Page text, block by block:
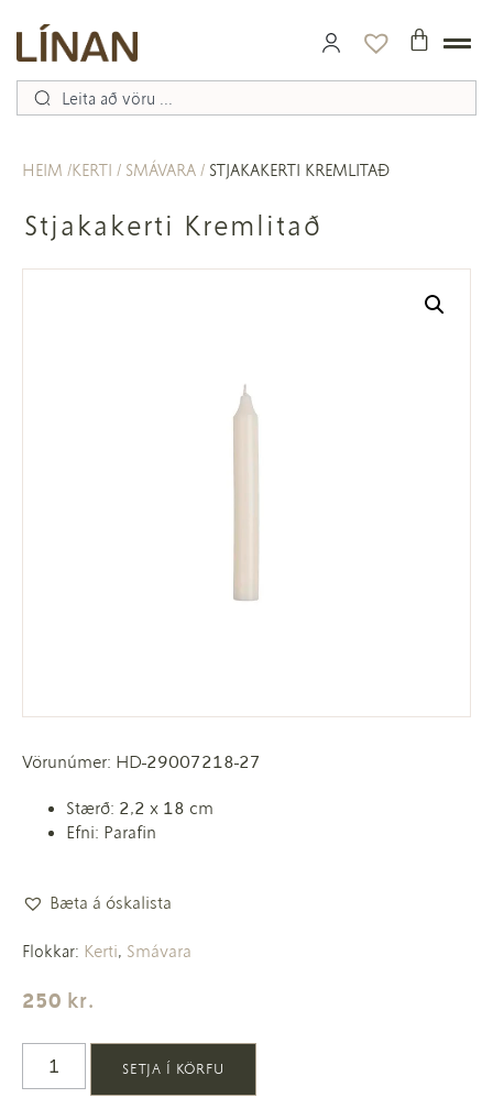
HEIM KERTI SMÁVARA STJAKAKERTI KREMLITAÐ
Stjakakerti Kremlitað
Vörunúmer: HD-29007218-27
Stærð: 2,2 x 18 cm
Efni: Parafin
Bæta á óskalista
Flokkar: Kerti, Smávara
250 kr.
SETJA Í KÖRFU